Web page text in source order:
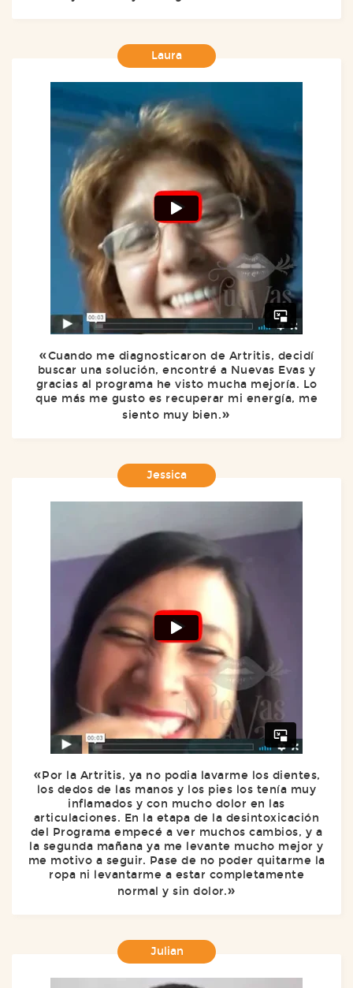
Laura
Cuando me diagnosticaron de Artritis, decidí
buscar una solución, encontré a Nuevas Evas y
gracias al programa he visto mucha mejoría. Lo
que más me gusto es recuperar mi energía, me
siento muy bien.
Jessica
Por la Artritis, ya no podia lavarme los dientes,
los dedos de las manos y los pies los tenía muy
inflamados y con mucho dolor en las
articulaciones. En la etapa de la desintoxicación
del Programa empecé a ver muchos cambios, y a
la segunda mañana ya me levante mucho mejor y
me motivo a seguir. Pase de no poder quitarme la
ropa ni levantarme a estar completamente
normal y sin dolor.
Julian